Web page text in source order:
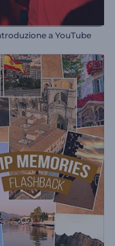
a YouTube